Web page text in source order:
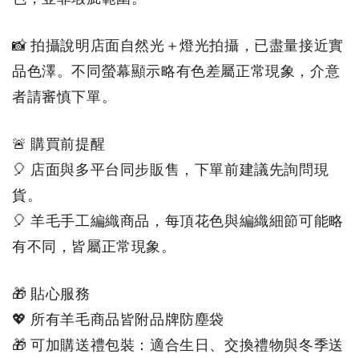
📸 拍攝說明店面自然光＋燈光拍攝，已盡量接近實
品色澤。不同螢幕顯示略有色差屬正常現象，介意
者請審慎下單。
🚨 購買前提醒
🎈 店面與多平台同步販售，下單前建議先詢問現
貨。
🎈 羊毛手工編織商品，每頂花色與編織細節可能略
有不同，皆屬正常現象。
🎁 貼心服務
💖 所有羊毛商品皆附品牌防塵袋
🎁 可加購送禮包裝：適合生日、交換禮物與冬季送